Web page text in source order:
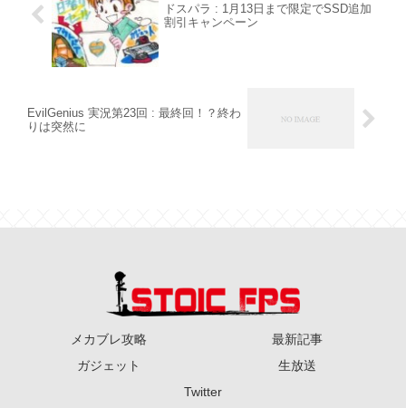
ドスパラ : 1月13日まで限定でSSD追加
割引キャンペーン
EvilGenius 実況第23回 : 最終回！？終わ
りは突然に
メカブレ攻略
最新記事
ガジェット
生放送
Twitter